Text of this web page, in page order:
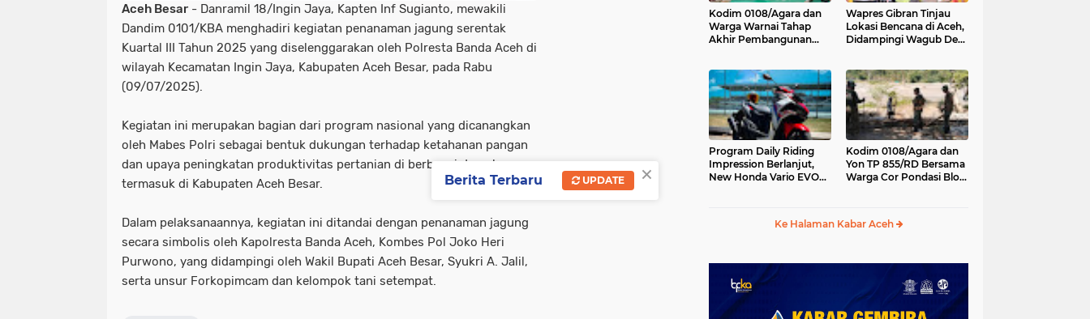
Aceh Besar - Danramil 18/Ingin Jaya, Kapten Inf Sugianto, mewakili
Dandim 0101/KBA menghadiri kegiatan penanaman jagung serentak
Kuartal III Tahun 2025 yang diselenggarakan oleh Polresta Banda Aceh di
wilayah Kecamatan Ingin Jaya, Kabupaten Aceh Besar, pada Rabu
(09/07/2025).
Kegiatan ini merupakan bagian dari program nasional yang dicanangkan
oleh Mabes Polri sebagai bentuk dukungan terhadap ketahanan pangan
dan upaya peningkatan produktivitas pertanian di berbagai daerah,
termasuk di Kabupaten Aceh Besar.
Dalam pelaksanaannya, kegiatan ini ditandai dengan penanaman jagung
secara simbolis oleh Kapolresta Banda Aceh, Kombes Pol Joko Heri
Purwono, yang didampingi oleh Wakil Bupati Aceh Besar, Syukri A. Jalil,
serta unsur Forkopimcam dan kelompok tani setempat.
Kodim 0108/Agara dan
Warga Warnai Tahap
Akhir Pembangunan
Wapres Gibran Tinjau
Lokasi Bencana di Aceh,
Didampingi Wagub Dek
Program Daily Riding
Impression Berlanjut,
New Honda Vario EVO
Kodim 0108/Agara dan
Yon TP 855/RD Bersama
Warga Cor Pondasi Blok
Ke Halaman Kabar Aceh
×
Berita Terbaru UPDATE